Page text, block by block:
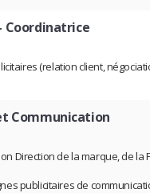
Coordinatrice
(relation client,
Communication
Direction de la marque, de la
publicitaires de